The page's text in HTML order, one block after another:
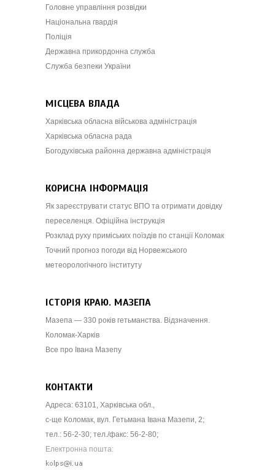
Головне управління розвідки
Національна гвардія
Поліція
Державна прикордонна служба
Служба безпеки України
МІСЦЕВА ВЛАДА
Харківська обласна військова адміністрація
Харківська обласна рада
Богодухівська районна державна адміністрація
КОРИСНА ІНФОРМАЦІЯ
Як зареєструвати статус ВПО та отримати довідку
переселенця. Офіційна інструкція
Розклад руху приміських поїздів по станції Коломак
Точний прогноз погоди від Норвежського
метеорологічного інституту
ІСТОРІЯ КРАЮ. МАЗЕПА
Мазепа — 330 років гетьманства. Відзначення.
Коломак-Харків
Все про Івана Мазепу
КОНТАКТИ
Адреса: 63101, Харківська обл.,
с-ще Коломак, вул. Гетьмана Івана Мазепи, 2;
тел.: 56-2-30; тел./факс: 56-2-80;
Електронна пошта: